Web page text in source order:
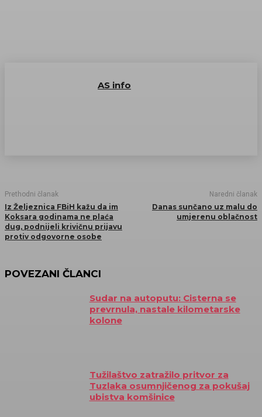
AS info
Prethodni članak
Iz Željeznica FBiH kažu da im
Koksara godinama ne plaća
dug, podnijeli krivičnu prijavu
protiv odgovorne osobe
Naredni članak
Danas sunčano uz malu do
umjerenu oblačnost
POVEZANI ČLANCI
Sudar na autoputu: Cisterna se
prevrnula, nastale kilometarske
kolone
Tužilaštvo zatražilo pritvor za
Tuzlaka osumnjičenog za pokušaj
ubistva komšinice